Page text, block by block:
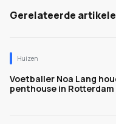
Gerelateerde
Huizen
Voetballer Noa Lang
penthouse in